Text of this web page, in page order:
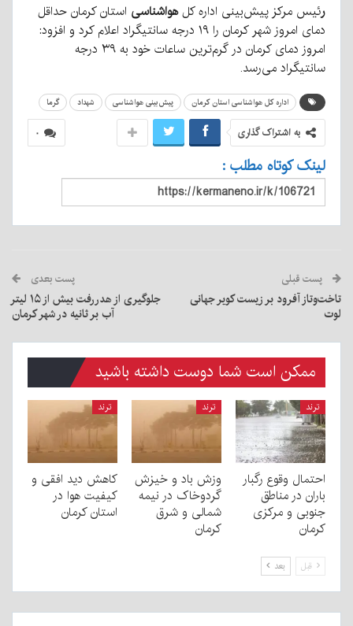
رئیس مرکز پیش‌بینی اداره کلهواشناسی استان کرمان حداقل
دمای امروز شهر کرمان را ۱۹ درجه سانتیگراد اعلام کرد و افزود:
امروز دمای کرمان در گرم‌ترین ساعات خود به ۳۹ درجه
سانتیگراد می‌رسد.
اداره کل هواشناسی استان کرمان پیش‌بینی هواشناسی شهداد گرما
۰ به اشتراک گذاری
لینک کوتاه مطلب :
پست قبلی
تاخت‌وتاز آفرود بر زیست کویر جهانی
لوت
پست بعدی
جلوگیری از هدر‌رفت بیش از ۱۵ لیتر
آب بر ثانیه در شهر کرمان
ممکن است شما دوست داشته باشید
ترند
احتمال وقوع رگبار
باران در مناطق
جنوبی و مرکزی
کرمان
ترند
وزش باد و خیزش
گردوخاک در نیمه
شمالی و شرق
کرمان
ترند
کاهش دید افقی و
کیفیت هوا در
استان کرمان
قبل بعد